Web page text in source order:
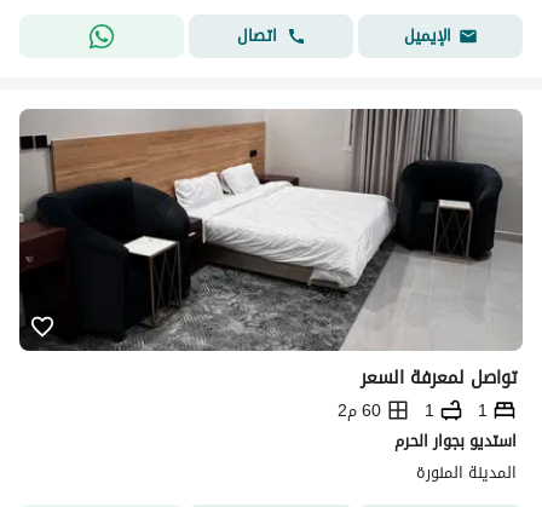
الإيميل
اتصال
تواصل لمعرفة السعر
1
1
60 م2
استديو بجوار الحرم
المدينة المنورة